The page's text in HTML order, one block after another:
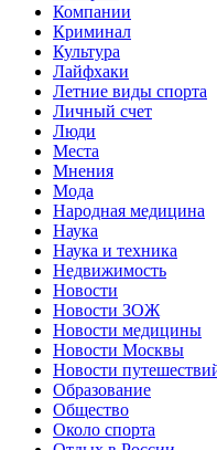
Компании
Криминал
Культура
Лайфхаки
Летние виды спорта
Личный счет
Люди
Места
Мнения
Мода
Народная медицина
Наука
Наука и техника
Недвижимость
Новости
Новости ЗОЖ
Новости медицины
Новости Москвы
Новости
Образование
Общество
Около спорта